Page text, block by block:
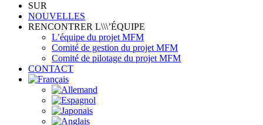
SUR
NOUVELLES
RENCONTRER L\\\’ÉQUIPE
L’équipe du projet MFM
Comité de gestion du projet MFM
Comité de pilotage du projet MFM
CONTACT